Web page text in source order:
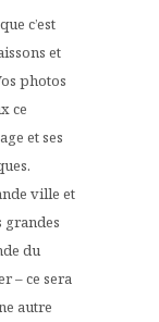
c’est
et
photos
ce
et ses
ville et
grandes
du
– ce sera
autre